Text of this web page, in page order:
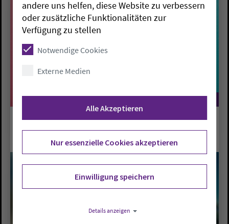
Pressemitteilungen
andere uns helfen, diese Website zu verbessern
oder zusätzliche Funktionalitäten zur
Verfügung zu stellen
Notwendige Cookies
Externe Medien
Alle Akzeptieren
Nur essenzielle Cookies akzeptieren
Einwilligung speichern
Details anzeigen